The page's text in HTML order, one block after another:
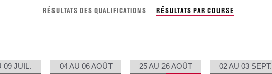
RÉSULTATS DES QUALIFICATIONS
RÉSULTATS PAR COURSE
09 JUIL. 04 AU 06 AOÛT 25 AU 26 AOÛT 02 AU 03 SEPT.